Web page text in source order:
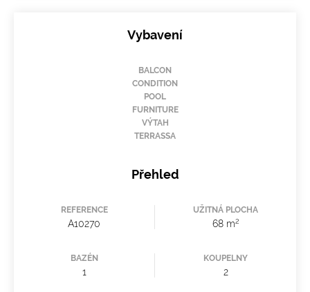
Vybavení
BALCON
CONDITION
POOL
FURNITURE
VÝTAH
TERRASSA
Přehled
REFERENCE
A10270
UŽITNÁ PLOCHA
68 m2
BAZÉN
1
KOUPELNY
2